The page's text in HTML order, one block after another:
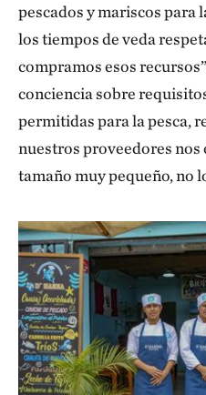
pescados y mariscos para
los tiempos de veda
compramos esos
conciencia sobre
permitidas para la pesca,
nuestros proveedores nos
tamaño muy pequeño, no